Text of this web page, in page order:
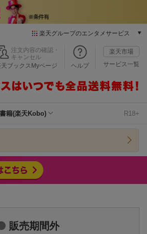
楽天グループのエンタメサービス
本/ゲーム/CD/DVD
楽天ブックス
楽天Kobo
楽天チケット
注文内容の確認・
キャンセル
天ブックスMyページ
ヘルプ
楽天市場
サービス一覧
籍(楽天Kobo) R18+
販売期間外